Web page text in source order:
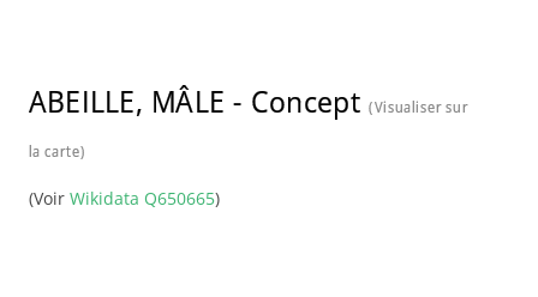
ABEILLE, MÂLE - Concept (Visualiser sur
la carte)
(Voir Wikidata Q650665)